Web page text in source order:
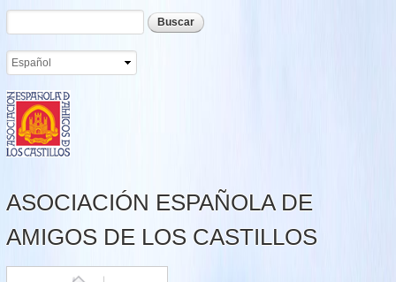
Pasar al
contenido
Formulario de búsqueda
Buscar
ASOCIACIÓN ESPAÑOLA DE
AMIGOS DE LOS CASTILLOS